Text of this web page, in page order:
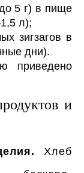
5 г) в пище
л);
зигзагов в
дни).
приведено
и
Хлеб